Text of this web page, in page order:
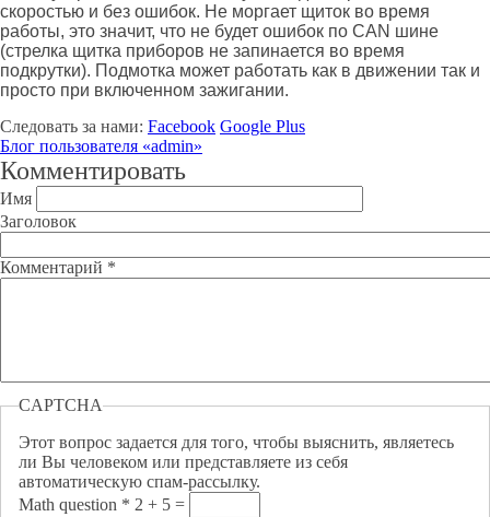
скоростью и без ошибок. Не моргает щиток во время
работы, это значит, что не будет ошибок по CAN шине
(стрелка щитка приборов не запинается во время
подкрутки). Подмотка может работать как в движении так и
просто при включенном зажигании.
Следовать за нами: Facebook Google Plus
Блог пользователя «admin»
Комментировать
Имя
Заголовок
Комментарий *
CAPTCHA
Этот вопрос задается для того, чтобы выяснить, являетесь
ли Вы человеком или представляете из себя
автоматическую спам-рассылку.
Math question * 2 + 5 =